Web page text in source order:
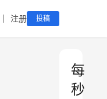
注册 投稿
每
秒